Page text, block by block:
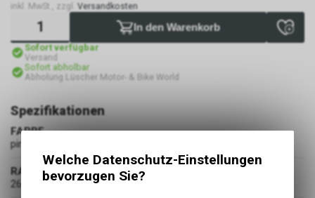
inkl. MwSt., zzgl. Versandkosten
In den Warenkorb
Sofort verfügbar
Versand
Sofort abholbar
Abholung Lüscher Motor- & Bike World
Spezifikationen
FARBE
pink-weiss
RAHMENGRÖSSE
26 cm / 10"
Welche Datenschutz-Einstellungen
bevorzugen Sie?